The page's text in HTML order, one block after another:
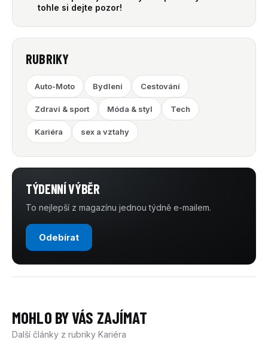
tohle si dejte pozor!
RUBRIKY
Auto-Moto Bydlení Cestování
Zdraví & sport Móda & styl Tech
Kariéra sex a vztahy
TÝDENNÍ VÝBĚR
To nejlepší z magazínu jednou týdně e-mailem.
Odebírat
MOHLO BY VÁS ZAJÍMAT
Další články z rubriky Kariéra